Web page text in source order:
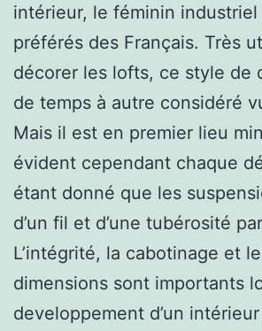
intérieur, le féminin industriel
préférés des Français. Très
décorer les lofts, ce style de
de temps à autre considéré
Mais il est en premier lieu
évident cependant chaque
étant donné que les
d’un fil et d’une tubérosité
L’intégrité, la cabotinage et
dimensions sont importants
developpement d’un